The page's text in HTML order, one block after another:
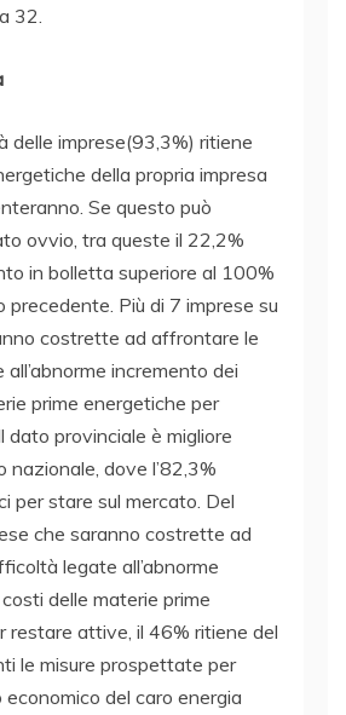
32.
delle imprese(93,3%) ritiene
della propria impresa
Se questo può
ovvio, tra queste il 22,2%
in bolletta superiore al 100%
precedente. Più di 7 imprese su
costrette ad affrontare le
incremento dei
prime energetiche per
dato provinciale è migliore
nazionale, dove l’82,3%
per stare sul mercato. Del
che saranno costrette ad
legate all’abnorme
delle materie prime
restare attive, il 46% ritiene del
le misure prospettate per
economico del caro energia